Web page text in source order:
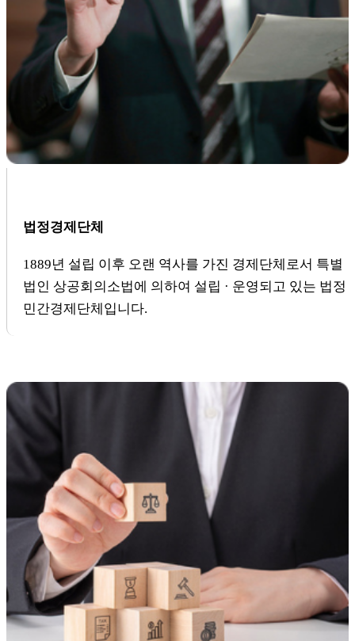
법정경제단체
1889년 설립 이후 오랜 역사를 가진 경제단체로서 특별
법인 상공회의소법에 의하여 설립 · 운영되고 있는 법정
민간경제단체입니다.